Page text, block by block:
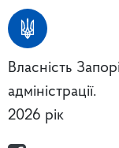
Власність
адміністрації.
2026 рік